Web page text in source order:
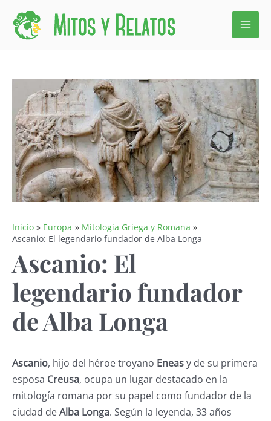
contenido
Inicio Europa
Mitología Griega y Romana
Ascanio: El legendario fundador de Alba Longa
Ascanio: El
legendario fundador
de Alba Longa
Ascanio, hijo del héroe troyano Eneasy de su primera
esposa Creusa, ocupa un lugar destacado en la
mitología romana por su papel como fundador de la
ciudad deAlba Longa. Según la leyenda, 33 años